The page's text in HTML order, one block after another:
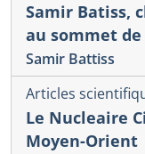
Samir Batiss,
au sommet de
Samir Battiss
Articles
Le Nucleaire
Moyen-Orient